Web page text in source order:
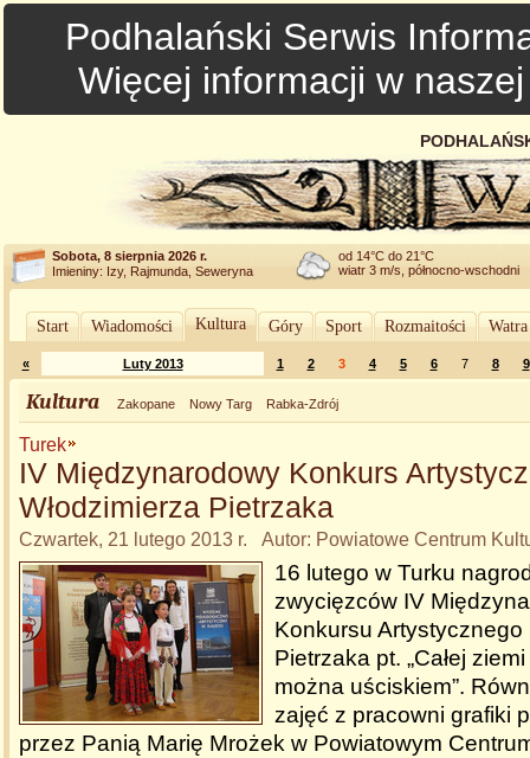
Podhalański Serwis
Więcej informacji w
Sobota, 8 sierpnia 2026 r.
Imieniny: Izy, Rajmunda, Seweryna
od 14°C do 21°C
wiatr 3 m/s, północno-wschodni
Start Wiadomości Kultura Góry Sport Rozmaitości
« Luty 2013 1 2 3 4 5 6 7 8 9
Kultura Zakopane Nowy Targ Rabka-Zdrój
Turek
IV Międzynarodowy Konkurs
Włodzimierza Pietrzaka
Czwartek, 21 lutego 2013 r. Autor: Powiatowe Centrum
16 lutego w Turku
zwycięzców IV
Konkursu Artystycznego
Pietrzaka pt. „Całej
można uściskiem”.
zajęć z pracowni grafiki
przez Panią Marię Mrożek w Powiatowym